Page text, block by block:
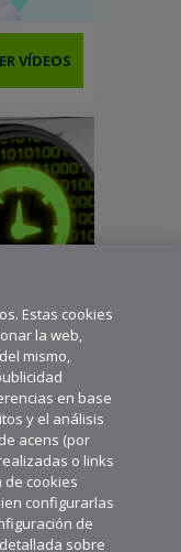
VÍDEOS
Estas cookies
la web,
mismo,
en base
y el análisis
acens (por
o links
de cookies
configurarlas
de
sobre